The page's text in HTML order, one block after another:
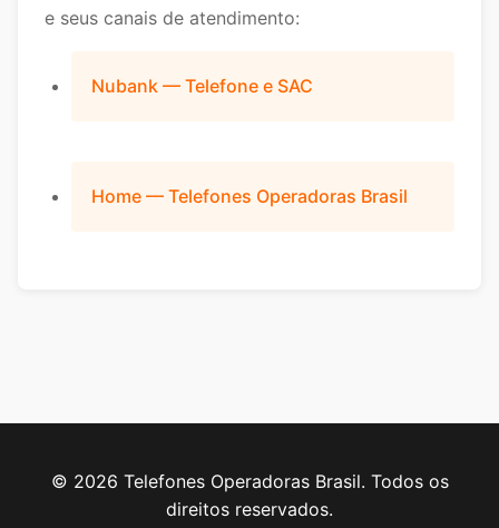
e seus canais de atendimento:
Nubank — Telefone e SAC
Home — Telefones Operadoras Brasil
© 2026 Telefones Operadoras Brasil. Todos os
direitos reservados.